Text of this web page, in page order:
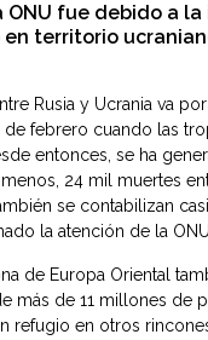
ONU fue debido a la
territorio
Rusia y Ucrania va
febrero cuando las
entonces, se ha
24 mil muertes
se contabilizan
la atención de la
de Europa Oriental
más de 11 millones de
refugio en otros